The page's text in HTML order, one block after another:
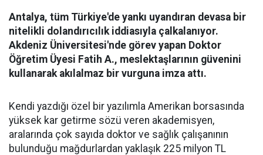
Antalya, tüm Türkiye'de yankı uyandıran devasa bir
nitelikli dolandırıcılık iddiasıyla çalkalanıyor.
Akdeniz Üniversitesi'nde görev yapan Doktor
Öğretim Üyesi Fatih A., meslektaşlarının güvenini
kullanarak akılalmaz bir vurguna imza attı.
Kendi yazdığı özel bir yazılımla Amerikan borsasında
yüksek kar getirme sözü veren akademisyen,
aralarında çok sayıda doktor ve sağlık çalışanının
bulunduğu mağdurlardan yaklaşık 225 milyon TL